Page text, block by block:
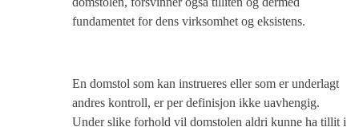
fundamentet for dens virksomhet og eksistens.
En domstol som kan instrueres eller som er underlagt
andres kontroll, er per definisjon ikke uavhengig.
Under slike forhold vil domstolen aldri kunne ha tillit i